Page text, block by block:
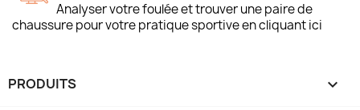
Analyser votre foulée et trouver une paire de
chaussure pour votre pratique sportive en cliquant ici
PRODUITS 